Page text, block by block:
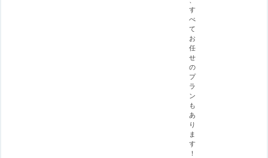
す
べ
て
お
任
せ
の
プ
ラ
ン
も
あ
り
ま
す
！